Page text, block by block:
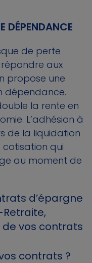
DÉPENDANCE
de perte
répondre aux
propose une
dépendance.
la rente en
L’adhésion à
de la liquidation
cotisation qui
au moment de
d’épargne
de vos contrats
contrats ?